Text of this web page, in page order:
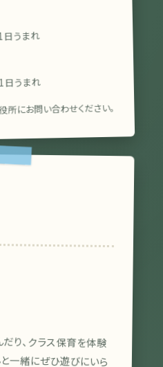
うまれ
うまれ
にお問い合わせください。
り、クラス保育を体験
一緒にぜひ遊びにいら